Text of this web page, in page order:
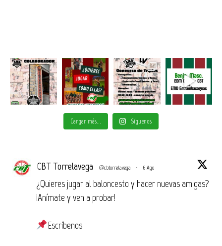
Cargar más... Síguenos
CBT Torrelavega @cbtorrelavega · 6 Ago
¿Quieres jugar al baloncesto y hacer nuevas amigas?
¡Anímate y ven a probar!
Escríbenos